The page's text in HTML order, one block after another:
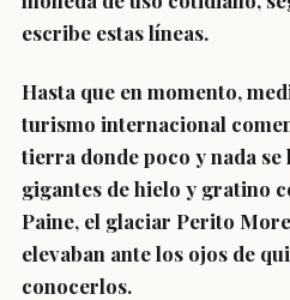
escribe estas líneas.
Hasta que en momento,
turismo internacional
tierra donde poco y nada se
gigantes de hielo y gratino
Paine, el glaciar Perito
elevaban ante los ojos de
conocerlos.